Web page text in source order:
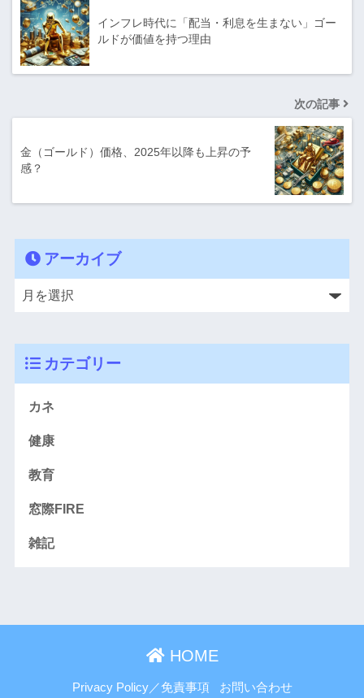
インフレ時代に「配当・利息を生まない」ゴー
ルドが価値を持つ理由
次の記事
金（ゴールド）価格、2025年以降も上昇の予
感？
アーカイブ
カテゴリー
カネ
健康
教育
窓際FIRE
雑記
HOME
Privacy Policy／免責事項 お問い合わせ